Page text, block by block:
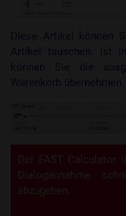
Diese Artikel können
Artikel tauschen. Ist
können Sie die
Warenkorb übernehmen.
Der FAST Calculator
Dialogannahme
abzugeben.